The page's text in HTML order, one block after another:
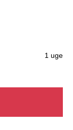
1 uge